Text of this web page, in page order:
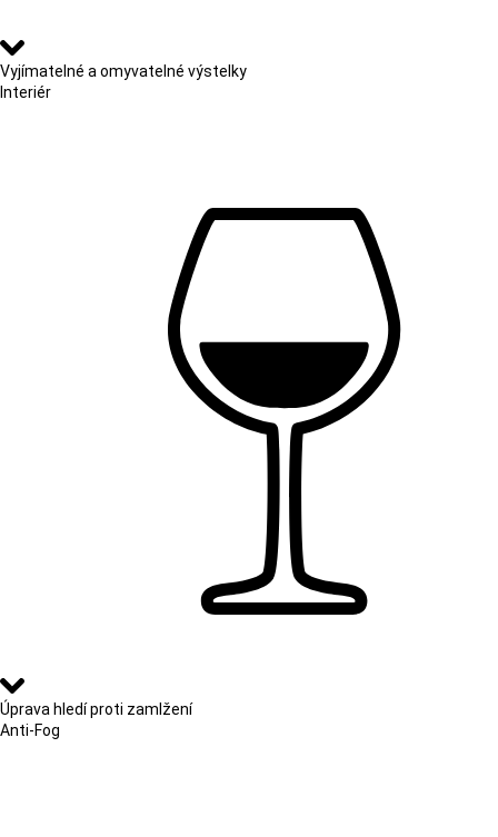
Vyjímatelné a omyvatelné výstelky
Interiér
Úprava hledí proti zamlžení
Anti-Fog